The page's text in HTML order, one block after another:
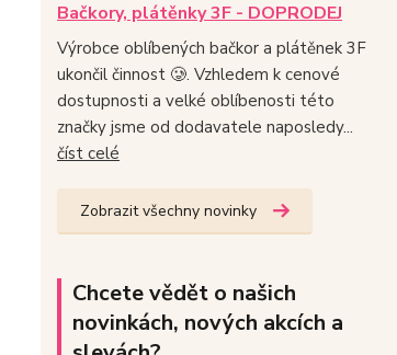
Bačkory, plátěnky 3F - DOPRODEJ
Výrobce oblíbených bačkor a plátěnek 3F
ukončil činnost 🥲. Vzhledem k cenové
dostupnosti a velké oblíbenosti této
značky jsme od dodavatele naposledy...
číst celé
Zobrazit všechny novinky
Chcete vědět o našich
novinkách, nových akcích a